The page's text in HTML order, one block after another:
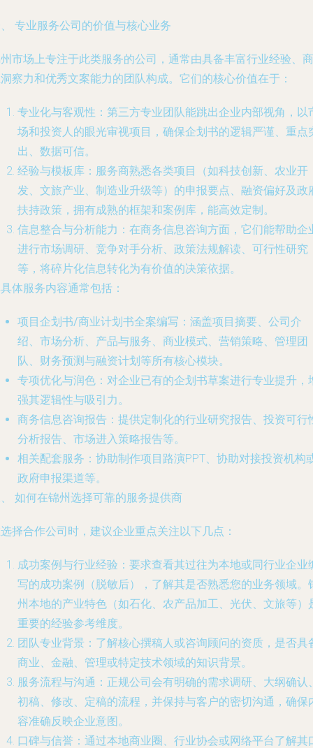
专业服务公司的价值与核心业务
市场上专注于此类服务的公司，通常由具备丰富行业经验、商
察力和优秀文案能力的团队构成。它们的核心价值在于：
专业化与客观性 ：第三方专业团队能跳出企业内部视角，以
场和投资人的眼光审视项目，确保企划书的逻辑严谨、重点
出、数据可信。
经验与模板库 ：服务商熟悉各类项目（如科技创新、农业开
发、文旅产业、制造业升级等）的申报要点、融资偏好及政
扶持政策，拥有成熟的框架和案例库，能高效定制。
信息整合与分析能力 ：在商务信息咨询方面，它们能帮助企
进行市场调研、竞争对手分析、政策法规解读、可行性研究
等，将碎片化信息转化为有价值的决策依据。
体服务内容通常包括：
项目企划书/商业计划书全案编写 ：涵盖项目摘要、公司介
绍、市场分析、产品与服务、商业模式、营销策略、管理团
队、财务预测与融资计划等所有核心模块。
专项优化与润色 ：对企业已有的企划书草案进行专业提升，
强其逻辑性与吸引力。
商务信息咨询报告 ：提供定制化的行业研究报告、投资可行
分析报告、市场进入策略报告等。
相关配套服务 ：协助制作项目路演PPT、协助对接投资机构
政府申报渠道等。
如何在锦州选择可靠的服务提供商
择合作公司时，建议企业重点关注以下几点：
成功案例与行业经验 ：要求查看其过往为本地或同行业企业
写的成功案例（脱敏后），了解其是否熟悉您的业务领域。
州本地的产业特色（如石化、农产品加工、光伏、文旅等）
重要的经验参考维度。
团队专业背景 ：了解核心撰稿人或咨询顾问的资质，是否具
商业、金融、管理或特定技术领域的知识背景。
服务流程与沟通 ：正规公司会有明确的需求调研、大纲确认
初稿、修改、定稿的流程，并保持与客户的密切沟通，确保
容准确反映企业意图。
口碑与信誉 ：通过本地商业圈、行业协会或网络平台了解其